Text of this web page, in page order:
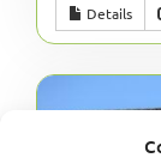
Details